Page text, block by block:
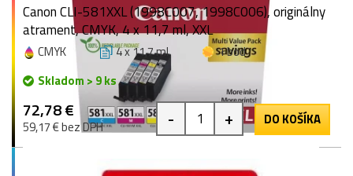
Canon CLI-581XXL (1998C007, 1998C006), originálny
atrament, CMYK, 4 x 11,7 ml, XXL
CMYK 4 x 11,7 ml
1 bod
Skladom > 9 ks
72,78 €
59,17 € bez DPH - + DO KOŠÍKA